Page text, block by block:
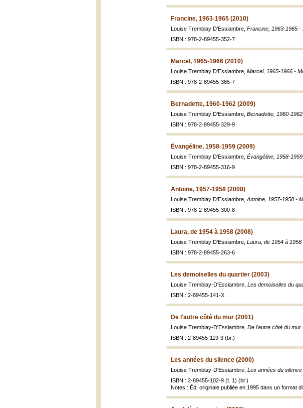
Francine, 1963-1965 (2010)
Louise Tremblay D'Essiambre, Francine, 1963-1965 -
ISBN : 978-2-89455-352-7
Marcel, 1965-1966 (2010)
Louise Tremblay D'Essiambre, Marcel, 1965-1966 -
ISBN : 978-2-89455-365-7
Bernadette, 1960-1962 (2009)
Louise Tremblay D'Essiambre, Bernadette, 1960-
ISBN : 978-2-89455-329-9
Évangéline, 1958-1959 (2009)
Louise Tremblay D'Essiambre, Évangéline, 1958-
ISBN : 978-2-89455-316-9
Antoine, 1957-1958 (2008)
Louise Tremblay D'Essiambre, Antoine, 1957-1958 -
ISBN : 978-2-89455-300-8
Laura, de 1954 à 1958 (2008)
Louise Tremblay D'Essiambre, Laura, de 1954 à
ISBN : 978-2-89455-263-6
Les demoiselles du quartier (2003)
Louise Tremblay-D'Essiambre, Les demoiselles du
ISBN : 2-89455-141-X
De l'autre côté du mur (2001)
Louise Tremblay-D'Essiambre, De l'autre côté du mur
ISBN : 2-89455-119-3 (br.)
Les années du silence (2000)
Louise Tremblay-D'Essiambre, Les années du
ISBN : 2-89455-102-9 (t. 1) (br.)
Notes : Éd. originale publiée en 1995 dans un format